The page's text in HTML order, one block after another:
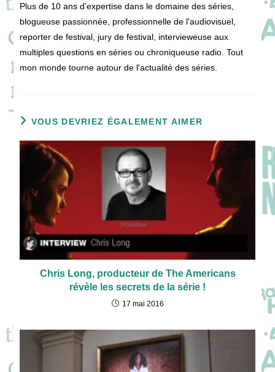
Plus de 10 ans d'expertise dans le domaine des séries,
blogueuse passionnée, professionnelle de l'audiovisuel,
reporter de festival, jury de festival, intervieweuse aux
multiples questions en séries ou chroniqueuse radio. Tout
mon monde tourne autour de l'actualité des séries.
VOUS DEVRIEZ ÉGALEMENT AIMER
Chris Long, producteur de The Americans
révèle les secrets de la série !
17 mai 2016